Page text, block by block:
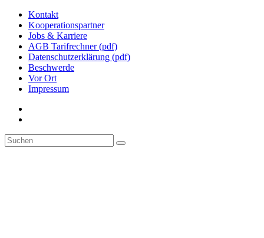
Kontakt
Kooperationspartner
Jobs & Karriere
AGB Tarifrechner (pdf)
Datenschutzerklärung (pdf)
Beschwerde
Vor Ort
Impressum